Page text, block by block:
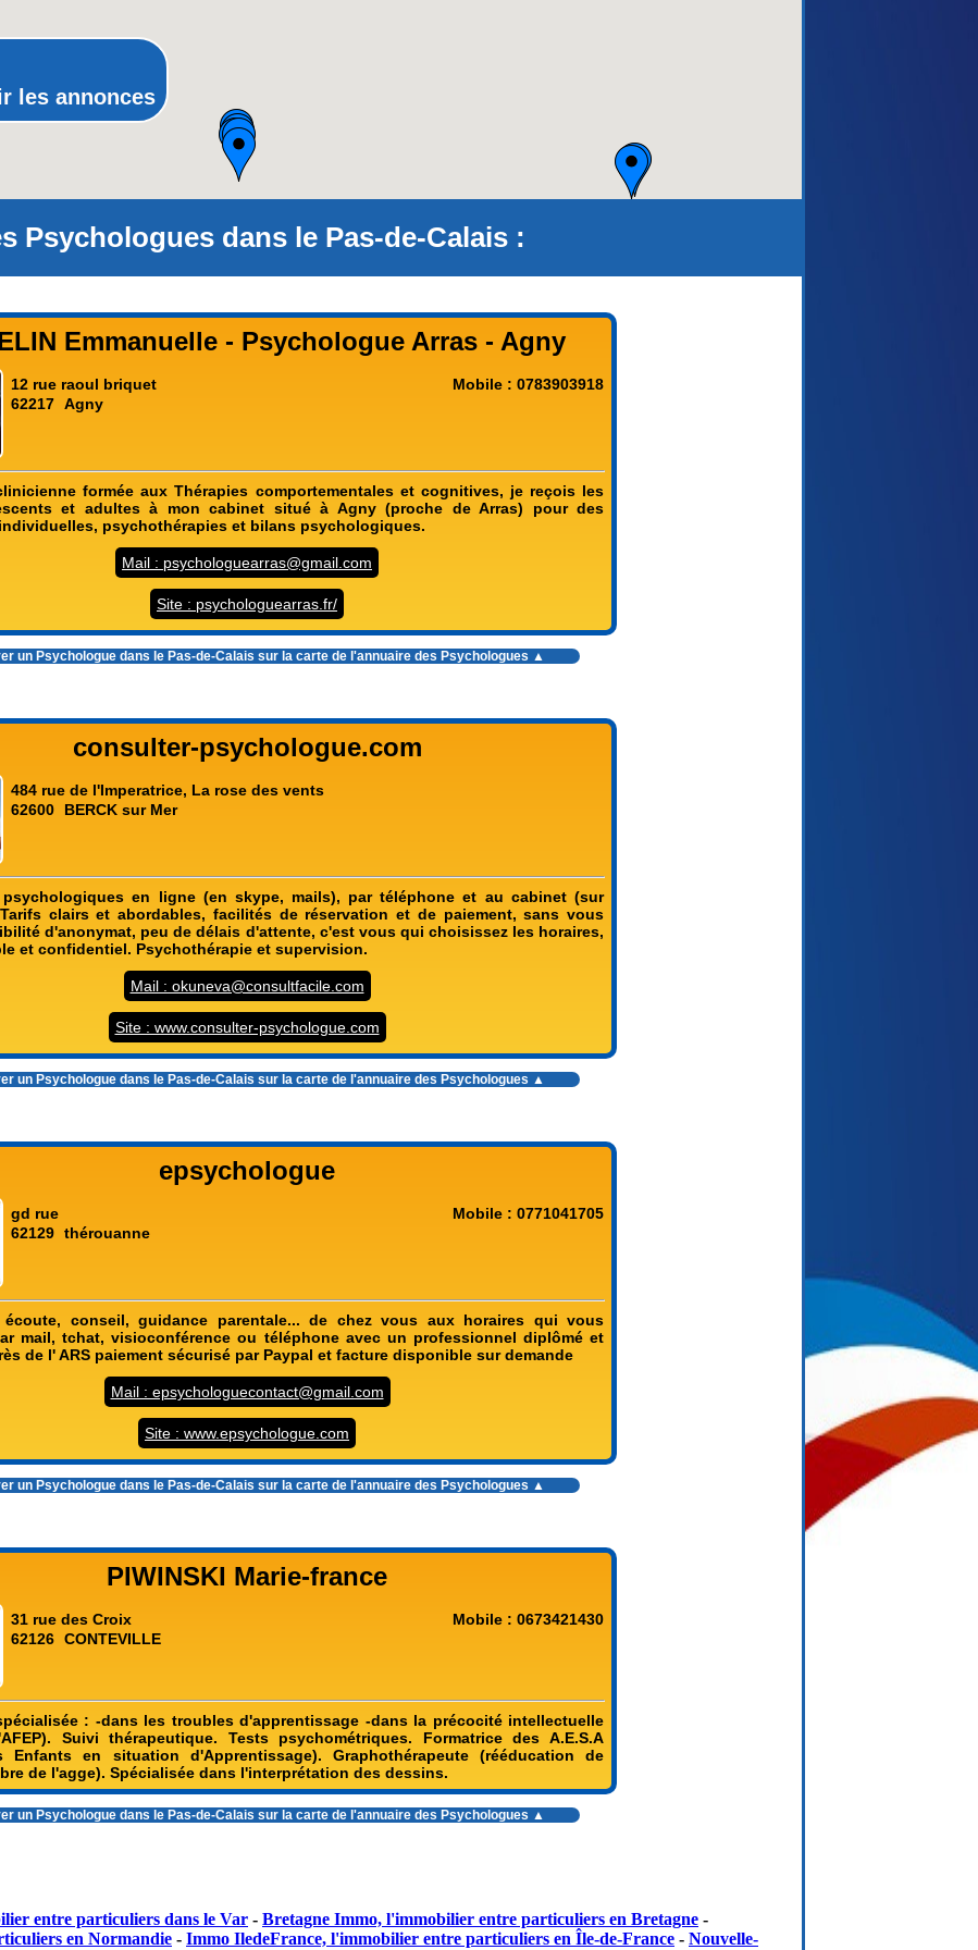
les annonces
Psychologues dans le Pas-de-Calais :
Emmanuelle - Psychologue Arras - Agny
12 rue raoul briquet
62217 Agny
Mobile : 0783903918
formée aux Thérapies comportementales et cognitives, je reçois les
et adultes à mon cabinet situé à Agny (proche de Arras) pour des
psychothérapies et bilans psychologiques.
Mail : psychologuearras@gmail.com
Site : psychologuearras.fr/
un Psychologue dans le Pas-de-Calais sur la carte de l'annuaire des Psychologues ▲
consulter-psychologue.com
484 rue de l'Imperatrice, La rose des vents
62600
BERCK sur Mer
en ligne (en skype, mails), par téléphone et au cabinet (sur
clairs et abordables, facilités de réservation et de paiement, sans vous
d'anonymat, peu de délais d'attente, c'est vous qui choisissez les horaires,
et confidentiel. Psychothérapie et supervision.
Mail : okuneva@consultfacile.com
Site : www.consulter-psychologue.com
un Psychologue dans le Pas-de-Calais sur la carte de l'annuaire des Psychologues ▲
epsychologue
gd rue
62129 thérouanne
Mobile : 0771041705
conseil, guidance parentale... de chez vous aux horaires qui vous
mail, tchat, visioconférence ou téléphone avec un professionnel diplômé et
de l' ARS paiement sécurisé par Paypal et facture disponible sur demande
Mail : epsychologuecontact@gmail.com
Site : www.epsychologue.com
un Psychologue dans le Pas-de-Calais sur la carte de l'annuaire des Psychologues ▲
PIWINSKI Marie-france
31 rue des Croix
62126 CONTEVILLE
Mobile : 0673421430
: -dans les troubles d'apprentissage -dans la précocité intellectuelle
Suivi thérapeutique. Tests psychométriques. Formatrice des A.E.S.A
Enfants en situation d'Apprentissage). Graphothérapeute (rééducation de
de l'agge). Spécialisée dans l'interprétation des dessins.
un Psychologue dans le Pas-de-Calais sur la carte de l'annuaire des Psychologues ▲
entre particuliers dans le Var - Bretagne Immo, l'immobilier entre particuliers en Bretagne -
en Normandie - Immo IledeFrance, l'immobilier entre particuliers en Île-de-France - Nouvelle-